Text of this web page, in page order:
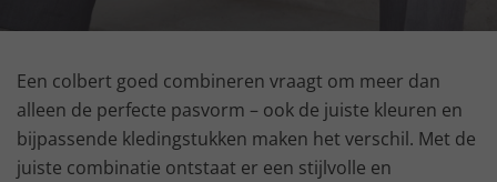
Een colbert goed combineren vraagt om meer dan
alleen de perfecte pasvorm – ook de juiste kleuren en
bijpassende kledingstukken maken het verschil. Met de
juiste combinatie ontstaat er een stijlvolle en